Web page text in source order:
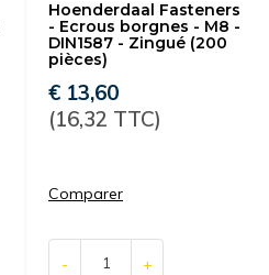
Hoenderdaal Fasteners
- Ecrous borgnes - M8 -
DIN1587 - Zingué (200
pièces)
€ 13,60
(16,32 TTC)
Comparer
- +